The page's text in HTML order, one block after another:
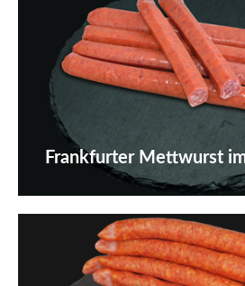
Frankfurter Mettwurst